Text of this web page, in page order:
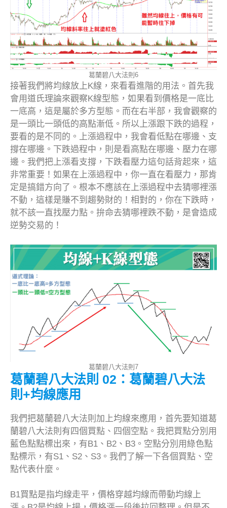
葛蘭碧八大法則6
接著我們將均線放上K線，來看看進階的用法。首先我
會用道氏理論來觀察K線型態，如果看到價格是一底比
一底高，這是屬於多方型態。而在右半部，我會觀察的
是一頭比一頭低的高點漸低。所以上漲跟下跌的過程，
要看的是不同的。上漲過程中，我會看低點在哪邊、支
撐在哪邊。下跌過程中，則是看高點在哪邊、壓力在哪
邊。我們把上漲看支撐，下跌看壓力這句話背起來，這
非常重要！如果在上漲過程中，你一直在看壓力，那肯
定是搞錯方向了。根本不應該在上漲過程中去猜哪裡漲
不動，這樣是賺不到趨勢財的！相對的，你在下跌時，
就不該一直找壓力點。拚命去猜哪裡跌不動，是會造成
逆勢交易的！
葛蘭碧八大法則7
葛蘭碧八大法則 02：葛蘭碧八大法
則+均線應用
我們把葛蘭碧八大法則加上均線來應用，首先要知道葛
蘭碧八大法則有四個買點、四個空點。我把買點分別用
藍色點點標出來，有B1、B2、B3。空點分別用綠色點
點標示，有S1、S2、S3。我們了解一下各個買點、空
點代表什麼。
B1買點是指均線走平，價格穿越均線而帶動均線上